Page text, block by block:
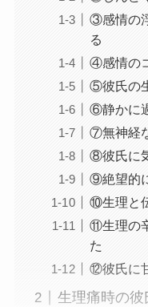
③感情の
る
④感情の
⑤彼氏の
⑥静かに
⑦無神経
⑧彼氏に
⑨絶望的
⑩生理と
⑪生理の
た
⑫彼氏に
生理痛時の彼